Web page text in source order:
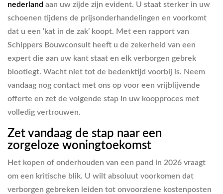
nederland aan uw zijde zijn evident. U staat sterker in uw
schoenen tijdens de prijsonderhandelingen en voorkomt
dat u een ‘kat in de zak’ koopt. Met een rapport van
Schippers Bouwconsult heeft u de zekerheid van een
expert die aan uw kant staat en elk verborgen gebrek
blootlegt. Wacht niet tot de bedenktijd voorbij is. Neem
vandaag nog contact met ons op voor een vrijblijvende
offerte en zet de volgende stap in uw koopproces met
volledig vertrouwen.
Zet vandaag de stap naar een
zorgeloze woningtoekomst
Het kopen of onderhouden van een pand in 2026 vraagt
om een kritische blik. U wilt absoluut voorkomen dat
verborgen gebreken leiden tot onvoorziene kostenposten